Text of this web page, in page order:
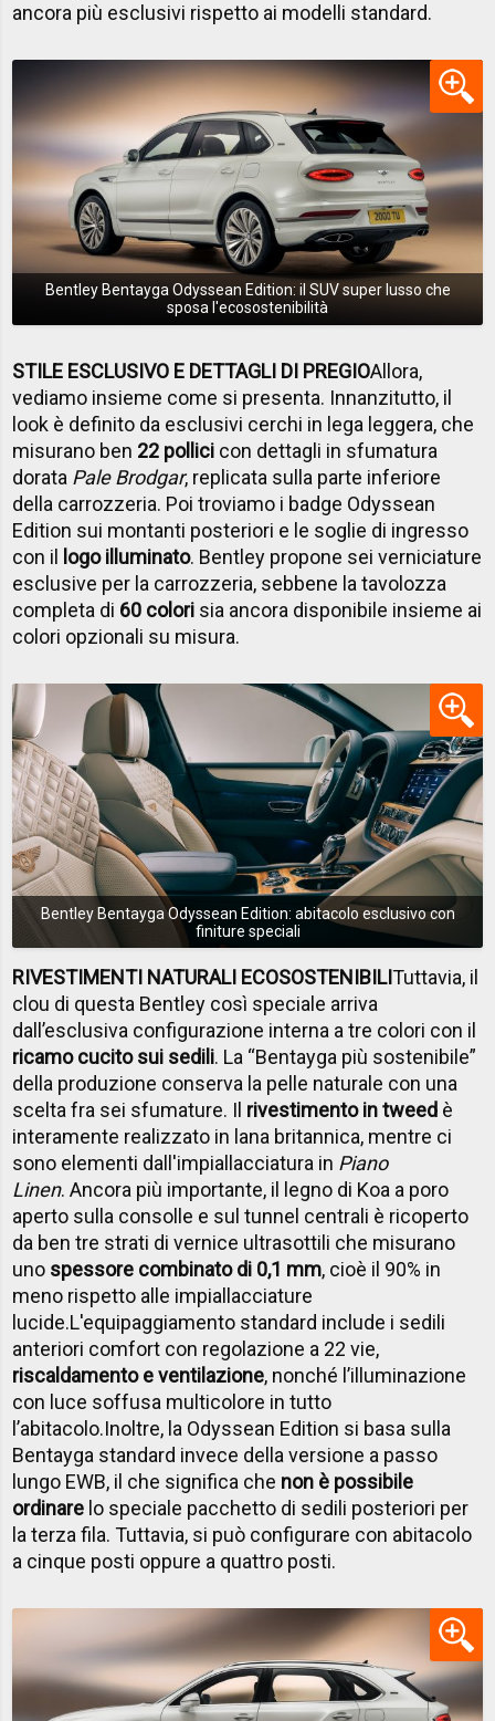
ancora più esclusivi rispetto ai modelli standard.
Bentley Bentayga Odyssean Edition: il SUV super lusso che
sposa l'ecosostenibilità
STILE ESCLUSIVO E DETTAGLI DI PREGIOAllora,
vediamo insieme come si presenta. Innanzitutto, il
look è definito da esclusivi cerchi in lega leggera, che
misurano ben 22 pollici con dettagli in sfumatura
dorata Pale Brodgar, replicata sulla parte inferiore
della carrozzeria. Poi troviamo i badge Odyssean
Edition sui montanti posteriori e le soglie di ingresso
con il logo illuminato. Bentley propone sei verniciature
esclusive per la carrozzeria, sebbene la tavolozza
completa di 60 colori sia ancora disponibile insieme ai
colori opzionali su misura.
Bentley Bentayga Odyssean Edition: abitacolo esclusivo con
finiture speciali
RIVESTIMENTI NATURALI ECOSOSTENIBILITuttavia, il
clou di questa Bentley così speciale arriva
dall’esclusiva configurazione interna a tre colori con il
ricamo cucito sui sedili. La “Bentayga più sostenibile”
della produzione conserva la pelle naturale con una
scelta fra sei sfumature. Il rivestimento in tweed è
interamente realizzato in lana britannica, mentre ci
sono elementi dall'impiallacciatura in Piano
Linen. Ancora più importante, il legno di Koa a poro
aperto sulla consolle e sul tunnel centrali è ricoperto
da ben tre strati di vernice ultrasottili che misurano
uno spessore combinato di 0,1 mm, cioè il 90% in
meno rispetto alle impiallacciature
lucide.L'equipaggiamento standard include i sedili
anteriori comfort con regolazione a 22 vie,
riscaldamento e ventilazione, nonché l’illuminazione
con luce soffusa multicolore in tutto
l’abitacolo.Inoltre, la Odyssean Edition si basa sulla
Bentayga standard invece della versione a passo
lungo EWB, il che significa che non è possibile
ordinare lo speciale pacchetto di sedili posteriori per
la terza fila. Tuttavia, si può configurare con abitacolo
a cinque posti oppure a quattro posti.